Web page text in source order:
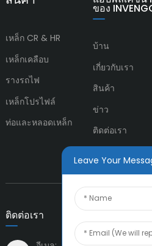
เหล็ก CR & HR
เหล็กเคลือบ
รางรถไฟ
เหล็กโปรไฟล์
ท่อและหลอดเหล็ก
ของ
บ้าน
เกี่ยวกับเรา
สินค้า
ข่าว
ติดต่อเรา
ติดต่อเรา
Leave Your